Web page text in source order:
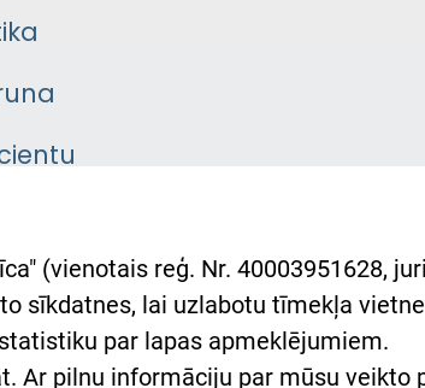
лікарні
(vienotais reģ. Nr. 40003951628,
sīkdatnes, lai uzlabotu tīmekļa
par lapas apmeklējumiem.
Ar pilnu informāciju par mūsu veikto